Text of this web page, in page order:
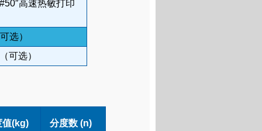
高速热敏打印
选）
可选）
值(kg) 分度数 (n)